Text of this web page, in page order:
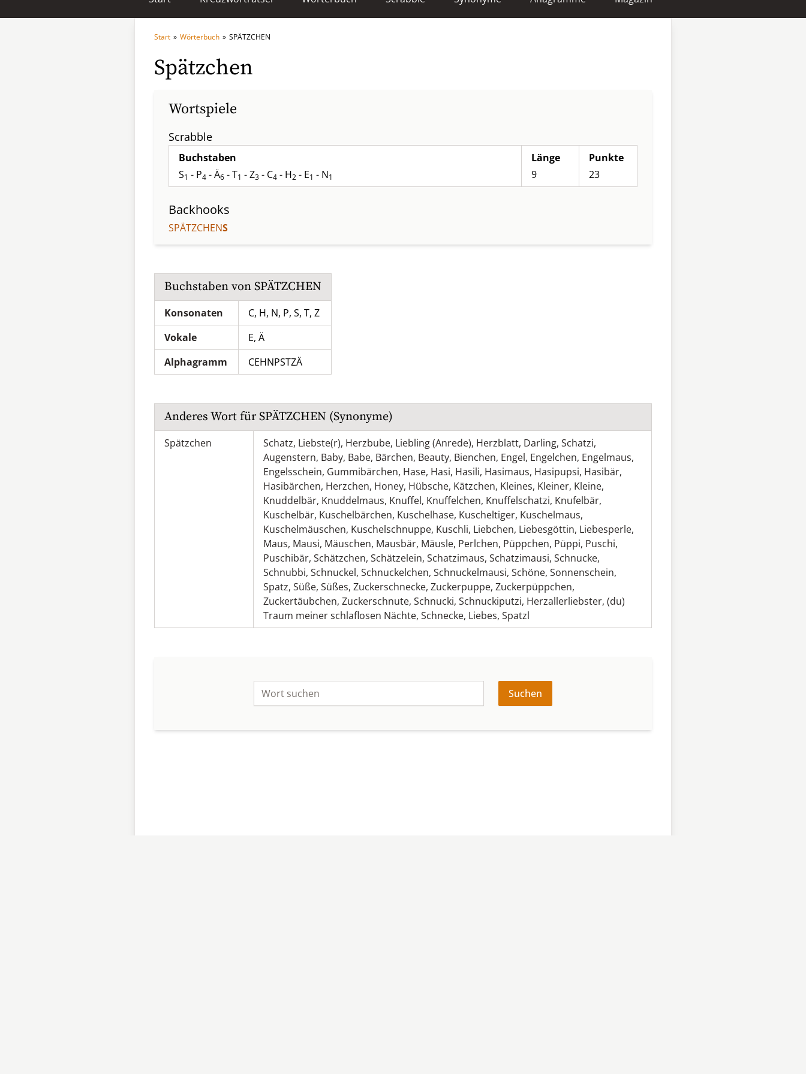
Start » Wörterbuch » SPÄTZCHEN
Spätzchen
Wortspiele
Scrabble
Buchstaben
S1 - P4 - Ä6 - T1 - Z3 - C4 - H2 - E1 - N1
Länge
9
Punkte
23
Backhooks
SPÄTZCHENS
Buchstaben von SPÄTZCHEN
Konsonaten
C, H, N, P, S, T, Z
Vokale
E, Ä
Alphagramm
CEHNPSTZÄ
Anderes Wort fürSPÄTZCHEN (Synonyme)
Spätzchen Schatz, Liebste(r), Herzbube, Liebling (Anrede), Herzblatt, Darling, Schatzi,
Augenstern, Baby, Babe, Bärchen, Beauty, Bienchen, Engel, Engelchen, Engelmaus,
Engelsschein, Gummibärchen, Hase, Hasi, Hasili, Hasimaus, Hasipupsi, Hasibär,
Hasibärchen, Herzchen, Honey, Hübsche, Kätzchen, Kleines, Kleiner, Kleine,
Knuddelbär, Knuddelmaus, Knuffel, Knuffelchen, Knuffelschatzi, Knufelbär,
Kuschelbär, Kuschelbärchen, Kuschelhase, Kuscheltiger, Kuschelmaus,
Kuschelmäuschen, Kuschelschnuppe, Kuschli, Liebchen, Liebesgöttin, Liebesperle,
Maus, Mausi, Mäuschen, Mausbär, Mäusle, Perlchen, Püppchen, Püppi, Puschi,
Puschibär, Schätzchen, Schätzelein, Schatzimaus, Schatzimausi, Schnucke,
Schnubbi, Schnuckel, Schnuckelchen, Schnuckelmausi, Schöne, Sonnenschein,
Spatz, Süße, Süßes, Zuckerschnecke, Zuckerpuppe, Zuckerpüppchen,
Zuckertäubchen, Zuckerschnute, Schnucki, Schnuckiputzi, Herzallerliebster, (du)
Traum meiner schlaflosen Nächte, Schnecke, Liebes, Spatzl
Suchen